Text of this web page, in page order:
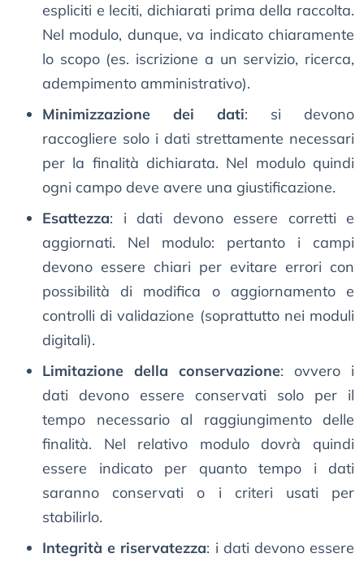
espliciti e leciti, dichiarati prima della raccolta.
Nel modulo, dunque, va indicato chiaramente
lo scopo (es. iscrizione a un servizio, ricerca,
adempimento amministrativo).
Minimizzazione dei dati: si devono
raccogliere solo i dati strettamente necessari
per la finalità dichiarata. Nel modulo quindi
ogni campo deve avere una giustificazione.
Esattezza: i dati devono essere corretti e
aggiornati. Nel modulo: pertanto i campi
devono essere chiari per evitare errori con
possibilità di modifica o aggiornamento e
controlli di validazione (soprattutto nei moduli
digitali).
Limitazione della conservazione: ovvero i
dati devono essere conservati solo per il
tempo necessario al raggiungimento delle
finalità. Nel relativo modulo dovrà quindi
essere indicato per quanto tempo i dati
saranno conservati o i criteri usati per
stabilirlo.
Integrità e riservatezza: i dati devono essere